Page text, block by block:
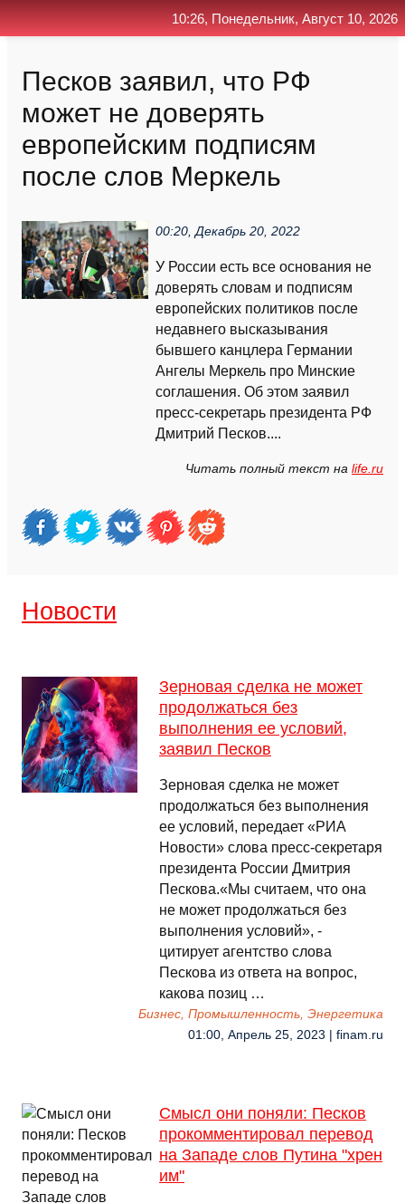
Песков заявил, что РФ
может не доверять
европейским подписям
после слов Меркель
00:20, Декабрь 20, 2022
У России есть все основания не
доверять словам и подписям
европейских политиков после
недавнего высказывания
бывшего канцлера Германии
Ангелы Меркель про Минские
соглашения. Об этом заявил
пресс-секретарь президента РФ
Дмитрий Песков....
Читать полный текст на life.ru
Новости
Зерновая сделка не может
продолжаться без
выполнения ее условий,
заявил Песков
Зерновая сделка не может
продолжаться без выполнения
ее условий, передает «РИА
Новости» слова пресс-секретаря
президента России Дмитрия
Пескова.«Мы считаем, что она
не может продолжаться без
выполнения условий», -
цитирует агентство слова
Пескова из ответа на вопрос,
какова позиц …
Бизнес, Промышленность, Энергетика
01:00, Апрель 25, 2023 | finam.ru
Смысл они поняли: Песков
прокомментировал перевод
на Западе слов Путина "хрен
им"
10:26, Понедельник, Август 10, 2026